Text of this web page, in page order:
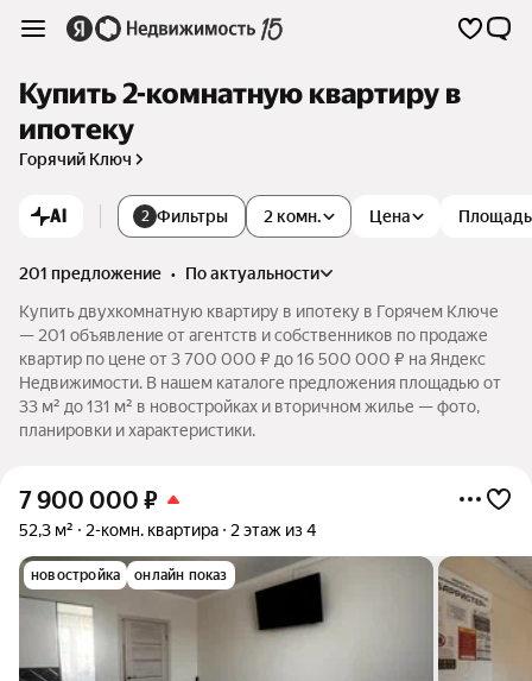
Купить 2-комнатную квартиру в
ипотеку
Горячий Ключ
AI 2 Фильтры 2 комн. Цена Площадь
201 предложение •
по актуальности
Купить двухкомнатную квартиру в ипотеку в Горячем Ключе
— 201 объявление от агентств и собственников по продаже
квартир по цене от 3 700 000 ₽ до 16 500 000 ₽ на Яндекс
Недвижимости. В нашем каталоге предложения площадью от
33 м² до 131 м² в новостройках и вторичном жилье — фото,
планировки и характеристики.
7 900 000 ₽
52,3 м² 2-комн. квартира 2 этаж из 4
новостройка онлайн показ